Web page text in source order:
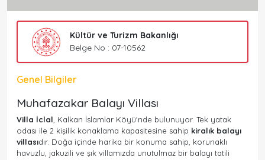
Kültür ve Turizm Bakanlığı
Belge No : 07-10562
Genel Bilgiler
Muhafazakar Balayı Villası
Villa İclal , Kalkan İslamlar Köyü'nde bulunuyor. Tek yatak
odası ile 2 kişilik konaklama kapasitesine sahip kiralık balayı
villasıdır. Doğa içinde harika bir konuma sahip, korunaklı
havuzlu, jakuzili ve şık villamızda unutulmaz bir balayı tatili